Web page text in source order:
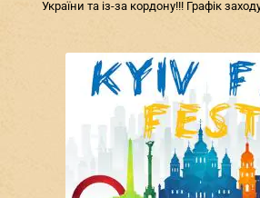
України та із-за кордону!!! Графік